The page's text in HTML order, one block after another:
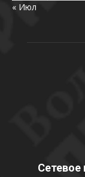
« Июл
Сетевое